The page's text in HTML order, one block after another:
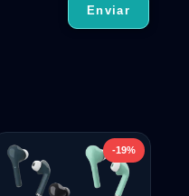
-19%